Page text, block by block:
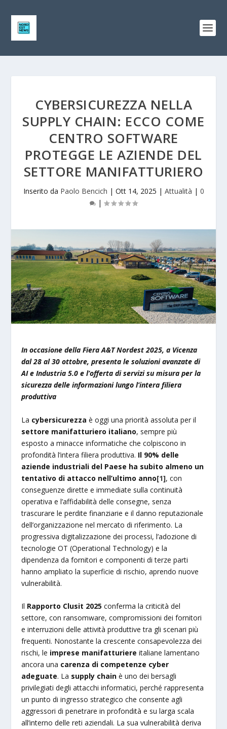
CYBERSICUREZZA NELLA
SUPPLY CHAIN: ECCO COME
CENTRO SOFTWARE
PROTEGGE LE AZIENDE DEL
SETTORE MANIFATTURIERO
Inserito da Paolo Bencich | Ott 14, 2025 | Attualità | 0
|
In occasione della Fiera A&T Nordest 2025, a Vicenza
dal 28 al 30 ottobre, presenta le soluzioni avanzate di
AI e Industria 5.0 e l’offerta di servizi su misura per la
sicurezza delle informazioni lungo l’intera filiera
produttiva
La cybersicurezza è oggi una priorità assoluta per il
settore manifatturiero italiano, sempre più
esposto a minacce informatiche che colpiscono in
profondità l’intera filiera produttiva. Il 90% delle
aziende industriali del Paese ha subito almeno un
tentativo di attacco nell’ultimo anno[1], con
conseguenze dirette e immediate sulla continuità
operativa e l’affidabilità delle consegne, senza
trascurare le perdite finanziarie e il danno reputazionale
dell’organizzazione nel mercato di riferimento. La
progressiva digitalizzazione dei processi, l’adozione di
tecnologie OT (Operational Technology) e la
dipendenza da fornitori e componenti di terze parti
hanno ampliato la superficie di rischio, aprendo nuove
vulnerabilità.
Il Rapporto Clusit 2025 conferma la criticità del
settore, con ransomware, compromissioni dei fornitori
e interruzioni delle attività produttive tra gli scenari più
frequenti. Nonostante la crescente consapevolezza dei
rischi, le imprese manifatturiereitaliane lamentano
ancora una carenza di competenze cyber
adeguate. La supply chain è uno dei bersagli
privilegiati degli attacchi informatici, perché rappresenta
un punto di ingresso strategico che consente agli
aggressori di penetrare in profondità e su larga scala
all’interno delle reti aziendali. La sua vulnerabilità deriva